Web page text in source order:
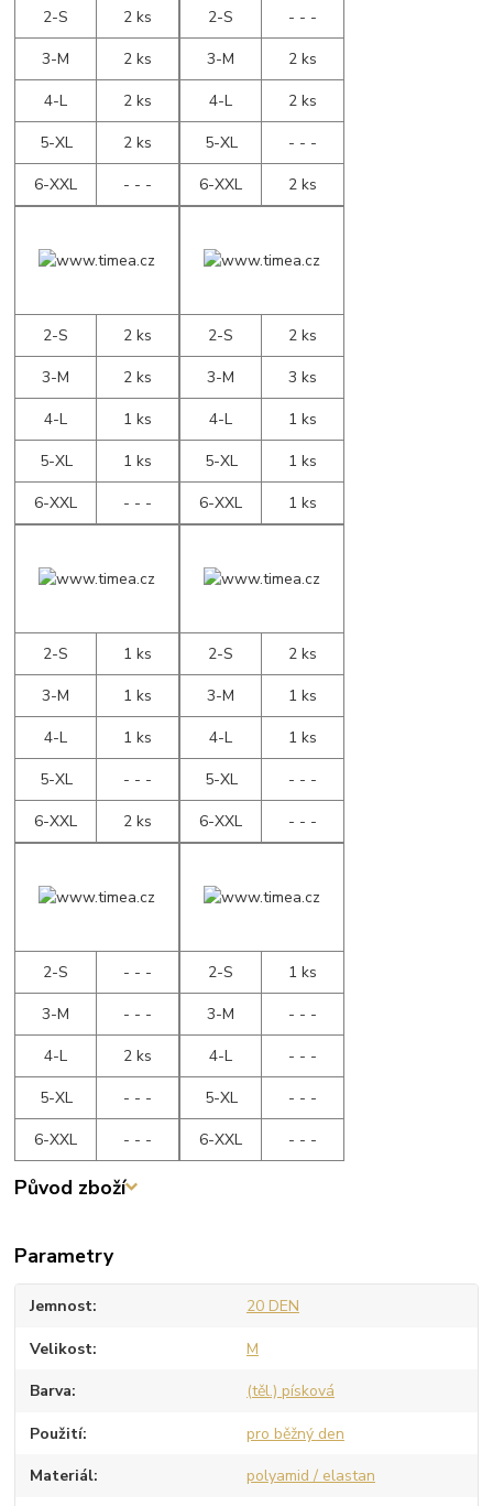
2-S
2 ks
3-M
2 ks
4-L
2 ks
5-XL
2 ks
6-XXL
- - -
2-S
- - -
3-M
2 ks
4-L
2 ks
5-XL
- - -
6-XXL
2 ks
2-S
2 ks
3-M
2 ks
4-L
1 ks
5-XL
1 ks
6-XXL
- - -
2-S
2 ks
3-M
3 ks
4-L
1 ks
5-XL
1 ks
6-XXL
1 ks
2-S
1 ks
3-M
1 ks
4-L
1 ks
5-XL
- - -
6-XXL
2 ks
2-S
2 ks
3-M
1 ks
4-L
1 ks
5-XL
- - -
6-XXL
- - -
2-S
- - -
3-M
- - -
4-L
2 ks
5-XL
- - -
6-XXL
- - -
2-S
1 ks
3-M
- - -
4-L
- - -
5-XL
- - -
6-XXL
- - -
Původ zboží
Parametry
Jemnost 20 DEN
Velikost M
Barva (těl.) písková
Použití pro běžný den
Materiál polyamid / elastan